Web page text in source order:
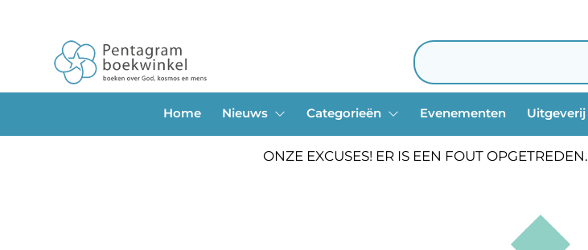
Home Nieuws Categorieën Evenementen
ONZE EXCUSES! ER IS EEN FOUT